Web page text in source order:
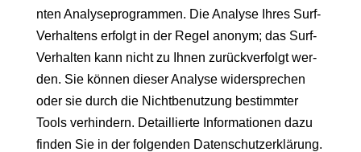
nten Analy­se­pro­gram­men. Die Analyse Ihres Surf-
Ver­hal­tens erfol­gt in der Regel anonym; das Surf-
Ver­hal­ten kann nicht zu Ihnen zurück­ver­fol­gt wer­
den. Sie kön­nen dieser Analyse wider­sprechen
oder sie durch die Nicht­be­nutzung bes­timmter
Tools ver­hin­dern. Detail­lierte Infor­ma­tio­nen dazu
find­en Sie in der fol­gen­den Datenschutzerklärung.